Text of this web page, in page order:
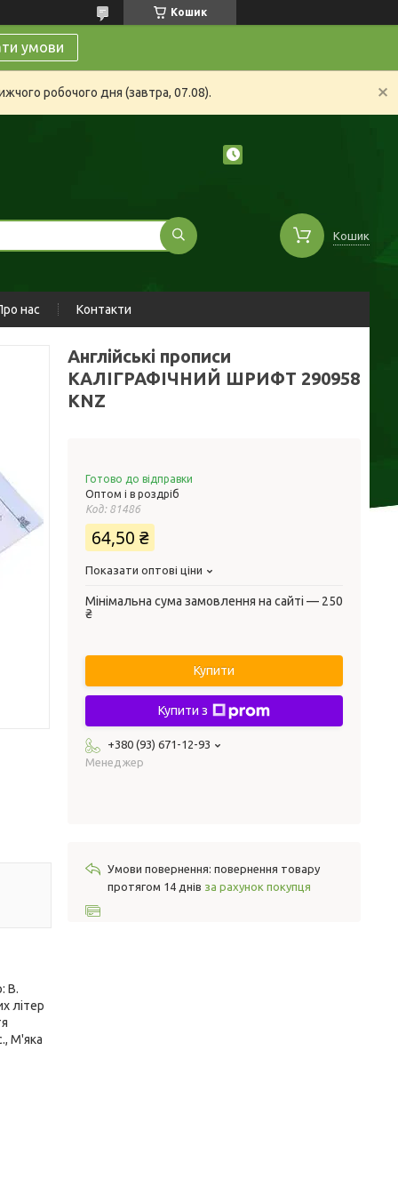
Кошик
умови
робочого дня (завтра, 07.08).
Кошик
нас Контакти
В.
літер
М'яка
Англійські прописи
КАЛІГРАФІЧНИЙ ШРИФТ 290958
KNZ
Готово до відправки
Оптом і в роздріб
Код: 81486
64,50 ₴
Показати оптові ціни
Мінімальна сума замовлення на сайті — 250
₴
Купити
Купити з
+380 (93) 671-12-93
Менеджер
повернення товару
протягом 14 днів за рахунок покупця